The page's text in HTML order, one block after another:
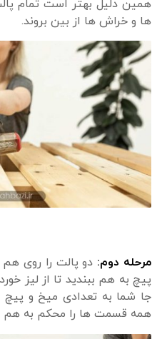
همین دلیل بهتر است تمام
ها و خراش ها از بین بروند.
مرحله دوم: دو پالت را روی هم
پیچ به هم ببندید تا از لیز
جا شما به تعدادی میخ و پیچ
همه قسمت ها را محکم به هم